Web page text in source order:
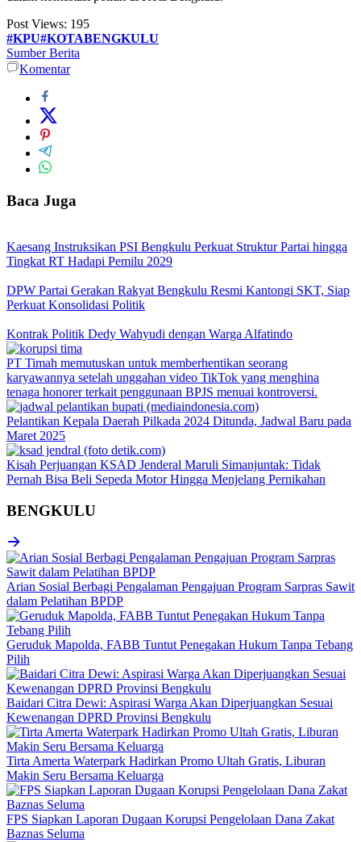
Post Views: 195
#KPU#KOTABENGKULU
Sumber Berita
Komentar
Baca Juga
Kaesang Instruksikan PSI Bengkulu Perkuat Struktur Partai hingga
Tingkat RT Hadapi Pemilu 2029
DPW Partai Gerakan Rakyat Bengkulu Resmi Kantongi SKT, Siap
Perkuat Konsolidasi Politik
Kontrak Politik Dedy Wahyudi dengan Warga Alfatindo
PT Timah memutuskan untuk memberhentikan seorang
karyawannya setelah unggahan video TikTok yang menghina
tenaga honorer terkait penggunaan BPJS menuai kontroversi.
Pelantikan Kepala Daerah Pilkada 2024 Ditunda, Jadwal Baru pada
Maret 2025
Kisah Perjuangan KSAD Jenderal Maruli Simanjuntak: Tidak
Pernah Bisa Beli Sepeda Motor Hingga Menjelang Pernikahan
BENGKULU
Arian Sosial Berbagi Pengalaman Pengajuan Program Sarpras Sawit
dalam Pelatihan BPDP
Geruduk Mapolda, FABB Tuntut Penegakan Hukum Tanpa Tebang
Pilih
Baidari Citra Dewi: Aspirasi Warga Akan Diperjuangkan Sesuai
Kewenangan DPRD Provinsi Bengkulu
Tirta Amerta Waterpark Hadirkan Promo Ultah Gratis, Liburan
Makin Seru Bersama Keluarga
FPS Siapkan Laporan Dugaan Korupsi Pengelolaan Dana Zakat
Baznas Seluma